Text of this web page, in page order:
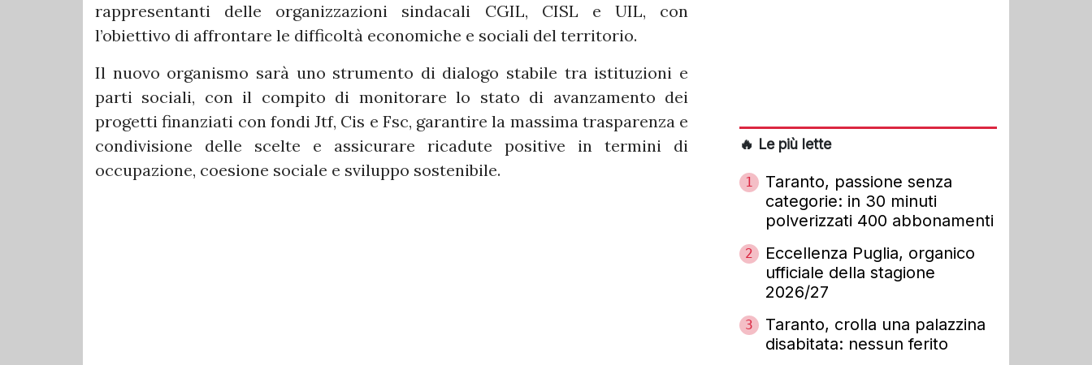
rappresentanti delle organizzazioni sindacali CGIL, CISL e UIL, con
l’obiettivo di affrontare le difficoltà economiche e sociali del territorio.
Il nuovo organismo sarà uno strumento di dialogo stabile tra istituzioni e
parti sociali, con il compito di monitorare lo stato di avanzamento dei
progetti finanziati con fondi Jtf, Cis e Fsc, garantire la massima trasparenza e
condivisione delle scelte e assicurare ricadute positive in termini di
occupazione, coesione sociale e sviluppo sostenibile.
🔥 Le più lette
1
Taranto, passione senza
categorie: in 30 minuti
polverizzati 400 abbonamenti
2
Eccellenza Puglia, organico
ufficiale della stagione
2026/27
3
Taranto, crolla una palazzina
disabitata: nessun ferito